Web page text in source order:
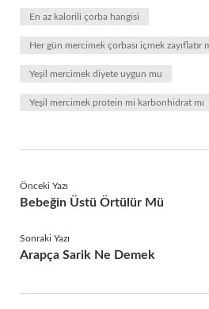
En az kalorili çorba hangisi
Her gün mercimek çorbası içmek zayıflatır
Yeşil mercimek diyete uygun mu
Yeşil mercimek protein mi karbonhidrat mı
Önceki Yazı
Bebeğin Üstü Örtülür Mü
Sonraki Yazı
Arapça Sarik Ne Demek